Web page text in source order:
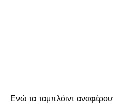
Ενώ τα ταμπλόιντ